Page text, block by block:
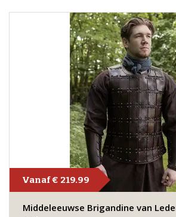
Vanaf € 219.99
Middeleeuwse Brigandine van